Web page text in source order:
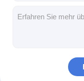
Stilvoller Garderoben-
OEM ODM Vielseitiger Schrank
Laminat Vielseitiger Schrank